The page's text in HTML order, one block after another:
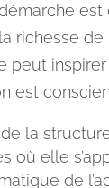
démarche est
richesse de
peut
est
la
où elle
de